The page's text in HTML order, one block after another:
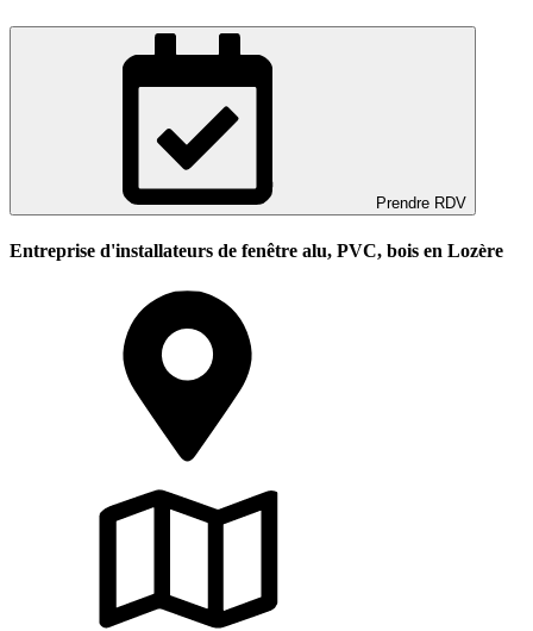
Prendre RDV
Entreprise d'installateurs de fenêtre alu, PVC, bois en Lozère